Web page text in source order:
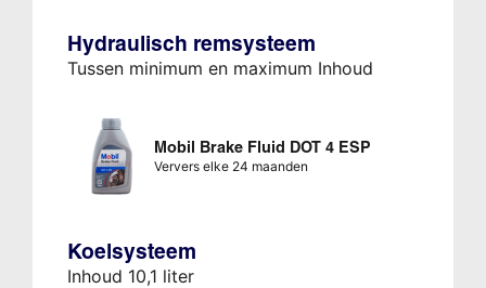
Hydraulisch remsysteem
Tussen minimum en maximum Inhoud
Mobil Brake Fluid DOT 4 ESP
Ververs elke 24 maanden
Koelsysteem
Inhoud 10,1 liter